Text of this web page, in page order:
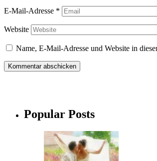
E-Mail-Adresse *
Website
Name, E-Mail-Adresse und Website in
Popular Posts